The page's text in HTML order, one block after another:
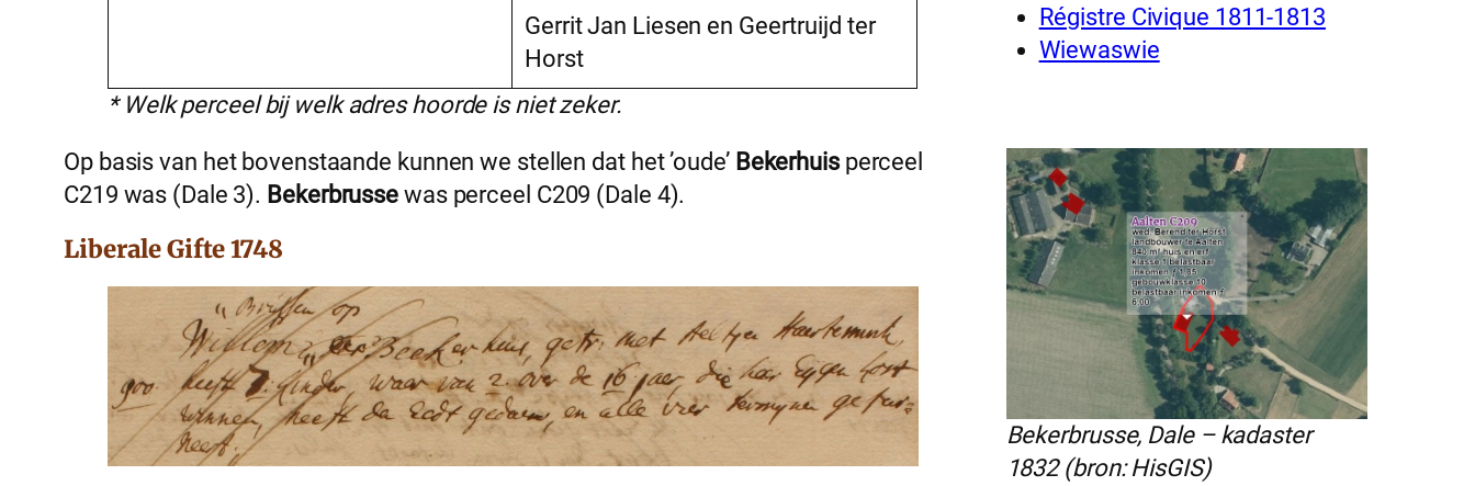
Gerrit Jan Liesen en Geertruijd ter
Horst
* Welk perceel bij welk adres hoorde is niet zeker.
Op basis van het bovenstaande kunnen we stellen dat het ’oude’ Bekerhuisperceel
C219 was (Dale 3). Bekerbrusse was perceel C209 (Dale 4).
Liberale Gifte 1748
Régistre Civique 1811-1813
Wiewaswie
Bekerbrusse, Dale – kadaster
1832 (bron: HisGIS)